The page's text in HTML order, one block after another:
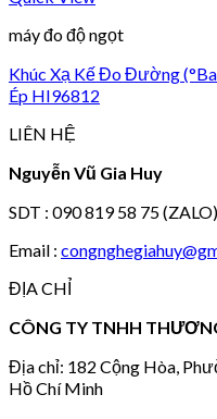
máy đo độ ngọt
Khúc Xạ Kế Đo Đường
Ép HI96812
LIÊN HỆ
Nguyễn Vũ Gia Huy
SDT : 090 819 58 75 (ZALO)
Email :
ĐỊA CHỈ
CÔNG TY TNHH
Địa chỉ: 182 Cộng Hòa,
Hồ Chí Minh